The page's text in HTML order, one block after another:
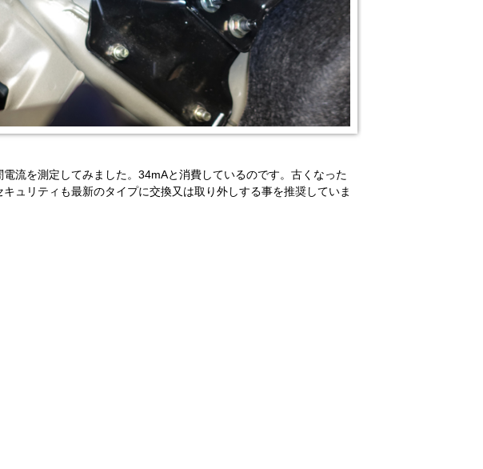
流を測定してみました。34mAと消費しているのです。古くなった
ュリティも最新のタイプに交換又は取り外しする事を推奨していま